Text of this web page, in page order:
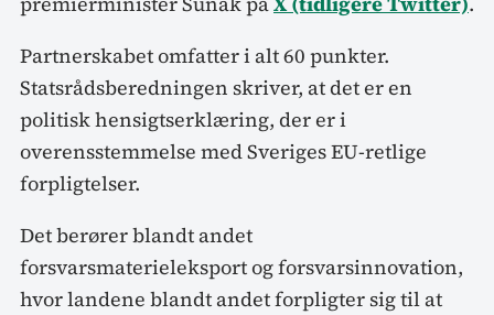
Partnerskabet omfatter i alt 60 punkter.
Statsrådsberedningen skriver, at det er en
politisk hensigtserklæring, der er i
overensstemmelse med Sveriges EU-retlige
forpligtelser.
Det berører blandt andet
forsvarsmaterieleksport og forsvarsinnovation,
hvor landene blandt andet forpligter sig til at